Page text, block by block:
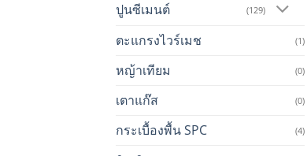
ปูนซีเมนต์ (129)
ตะแกรงไวร์เมช (1)
หญ้าเทียม (0)
เตาแก๊ส (0)
กระเบื้องพื้น SPC (4)